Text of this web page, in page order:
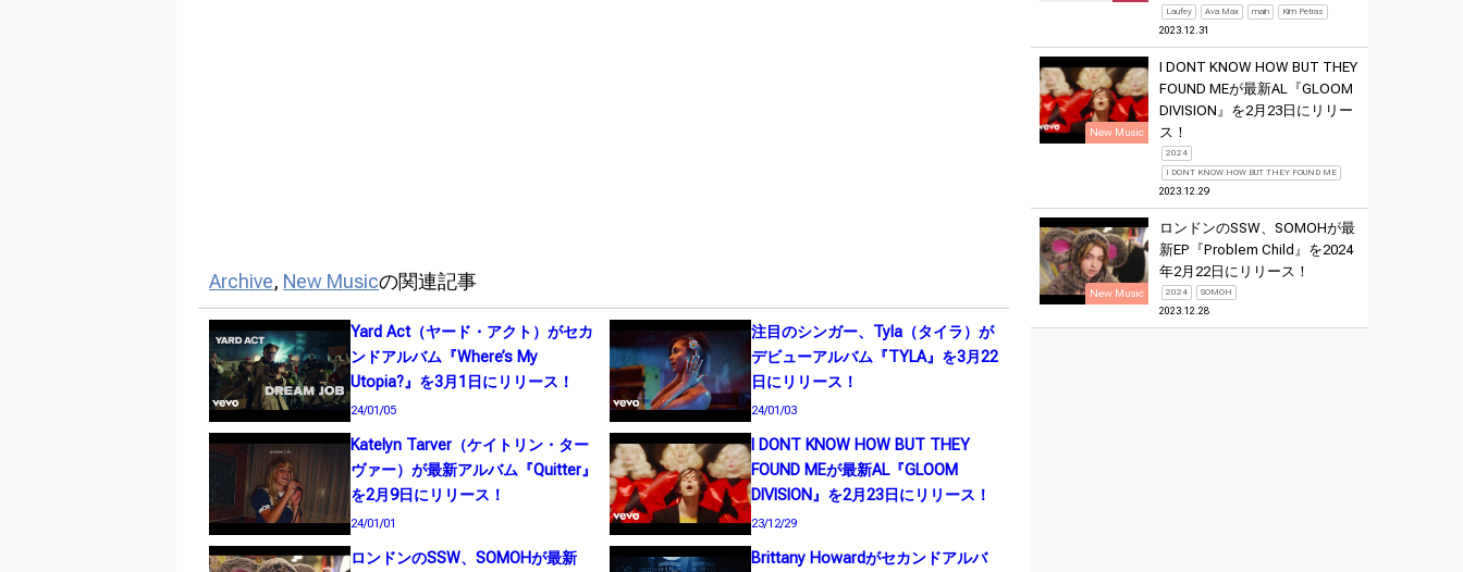
Archive, New Musicの関連記事
Yard Act（ヤード・アクト）がセカ
ンドアルバム『Where’s My
Utopia?』を3月1日にリリース！
24/01/05
注目のシンガー、Tyla（タイラ）が
デビューアルバム『TYLA』を3月22
日にリリース！
24/01/03
Katelyn Tarver（ケイトリン・ター
ヴァー）が最新アルバム『Quitter』
を2月9日にリリース！
24/01/01
I DONT KNOW HOW BUT THEY
FOUND MEが最新AL『GLOOM
DIVISION』を2月23日にリリース！
23/12/29
ロンドンのSSW、SOMOHが最新
Brittany Howardがセカンドアルバ
Laufey Ava Max main Kim Petras
2023.12.31
New Music
I DONT KNOW HOW BUT THEY
FOUND MEが最新AL『GLOOM
DIVISION』を2月23日にリリー
ス！
2024
I DONT KNOW HOW BUT THEY FOUND ME
2023.12.29
New Music
ロンドンのSSW、SOMOHが最
新EP『Problem Child』を2024
年2月22日にリリース！
2024 SOMOH
2023.12.28